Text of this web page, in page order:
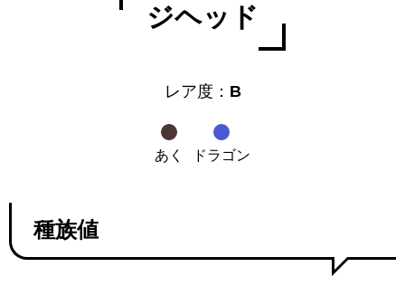
ジヘッド
レア度： B
あく ドラゴン
種族値